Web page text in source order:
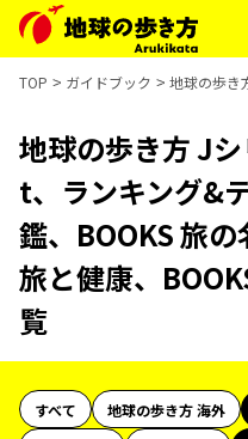
TOP ガイドブック 地球の歩き
地球の歩き方 J
t、ランキング&
鑑、BOOKS 旅
旅と健康、
覧
すべて 地球の歩き方 海外